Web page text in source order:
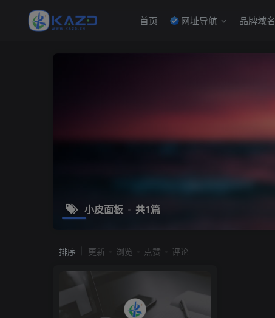
首页 网址导航 品牌域名
小皮面板 共1篇
排序 更新 浏览 点赞 评论